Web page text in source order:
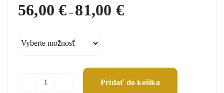
56,00€ – 81,00 €Price
range:
množstvo
Pridať do košíka